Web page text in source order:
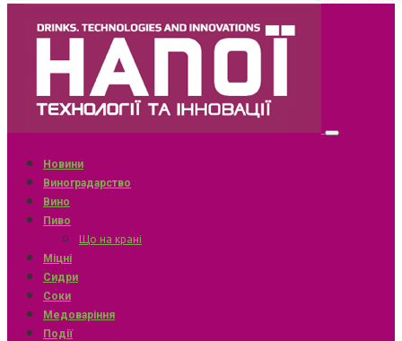
Новини
Виноградарство
Вино
Пиво
Що на крані
Міцні
Сидри
Соки
Медоваріння
Події